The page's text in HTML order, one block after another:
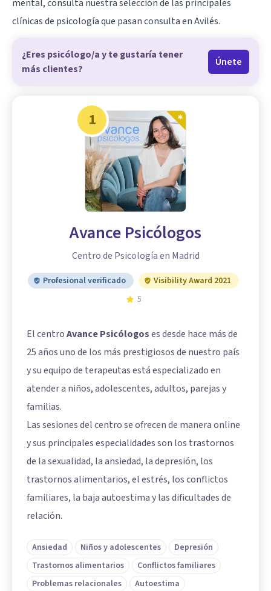
mental, consulta nuestra selección de las principales
clínicas de psicología que pasan consulta en Avilés.
¿Eres psicólogo/a y te gustaría tener
más clientes?
Únete
1
Avance Psicólogos
Centro de Psicología en Madrid
Profesional verificado
Visibility Award 2021
5
El centroAvance Psicólogoses desde hace más de
25 años uno de los más prestigiosos de nuestro país
y su equipo de terapeutas está especializado en
atender a niños, adolescentes, adultos, parejas y
familias.
Las sesiones del centro se ofrecen de manera online
y sus principales especialidades son los trastornos
de la sexualidad, la ansiedad, la depresión, los
trastornos alimentarios, el estrés, los conflictos
familiares, la baja autoestima y las dificultades de
relación.
Ansiedad Niños y adolescentes
Depresión
Trastornos alimentarios
Conflictos familiares
Problemas relacionales
Autoestima